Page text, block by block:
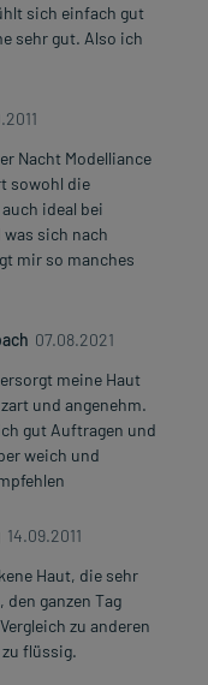
sich einfach gut
sehr gut. Also ich
Nacht Modelliance
sowohl die
ideal bei
sich nach
mir so manches
07.08.2021
meine Haut
und angenehm.
gut Auftragen und
weich und
14.09.2011
Haut, die sehr
ganzen Tag
zu anderen
flüssig.